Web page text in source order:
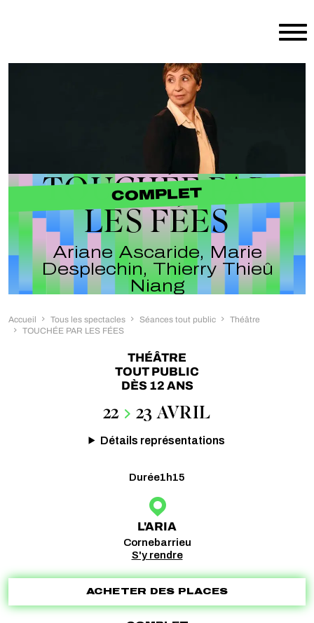
TOUCHÉE PAR
LES FÉES
Ariane Ascaride, Marie
Desplechin, Thierry Thieû
Niang
COMPLET
Accueil Tous les spectacles Séances tout public
Théâtre
TOUCHÉE PAR LES FÉES
THÉÂTRE
TOUT PUBLIC
DÈS 12 ANS
22 23 AVRIL
Détails représentations
Durée1h15
L'ARIA
Cornebarrieu
S'y rendre
ACHETER DES PLACES